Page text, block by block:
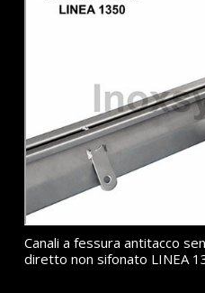
Canali a fessura antitacco
diretto non sifonato LINEA